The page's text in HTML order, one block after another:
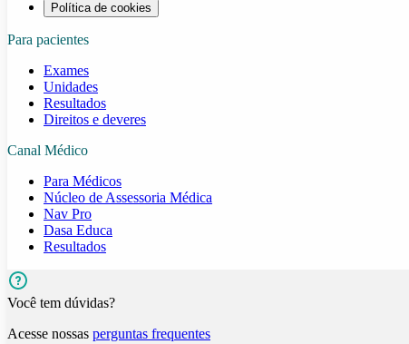
Política de cookies
Para pacientes
Exames
Unidades
Resultados
Direitos e deveres
Canal Médico
Para Médicos
Núcleo de Assessoria Médica
Nav Pro
Dasa Educa
Resultados
Você tem dúvidas?
Acesse nossas perguntas frequentes